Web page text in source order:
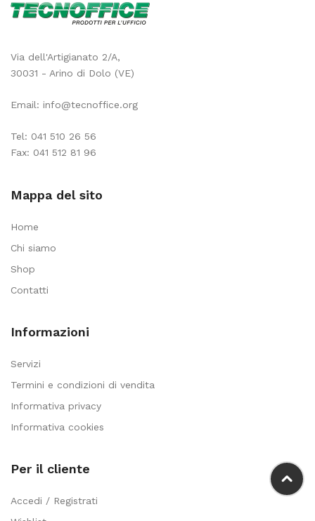
Via dell'Artigianato 2/A,
30031 - Arino di Dolo (VE)
Email: info@tecnoffice.org
Tel: 041 510 26 56
Fax: 041 512 81 96
Mappa del sito
Home
Chi siamo
Shop
Contatti
Informazioni
Servizi
Termini e condizioni di vendita
Informativa privacy
Informativa cookies
Per il cliente
Accedi / Registrati